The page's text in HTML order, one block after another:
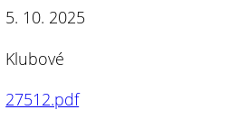
5. 10. 2025
Klubové
27512.pdf